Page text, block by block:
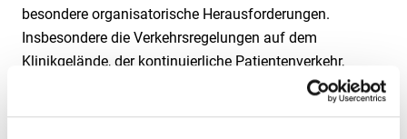
besondere organisatorische Herausforderungen.
Insbesondere die Verkehrsregelungen auf dem
Klinikgelände, der kontinuierliche Patientenverkehr,
kurzfristige Haltevorgänge von Taxis sowie die
Koordination verschiedener Abläufe im Hintergrund